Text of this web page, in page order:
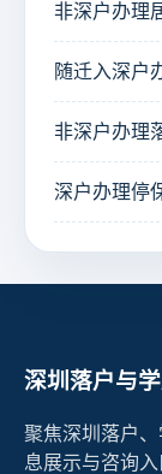
非深户办理
随迁入深户
非深户办理
深户办理停
深圳落户与
聚焦深圳落户
息展示与咨询入